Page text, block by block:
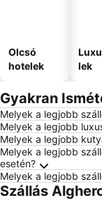
Olcsó
hotelek
lek
Gyakran
Melyek a legjobb
Melyek a legjobb
Melyek a legjobb
Melyek a legjobb
esetén?
Melyek a legjobb
Szállás